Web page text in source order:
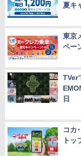
夏キ
東京
ペー
TVer
日
コカ
トッ